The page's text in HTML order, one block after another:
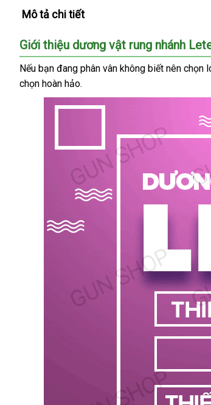
Mô tả chi tiết
Giới thiệu dương vật rung nhánh
đổi
trả
Nếu bạn đang phân vân không biết nên chọn
chọn hoàn hảo.